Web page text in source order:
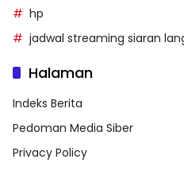
hp
jadwal streaming siaran
Halaman
Indeks Berita
Pedoman Media Siber
Privacy Policy